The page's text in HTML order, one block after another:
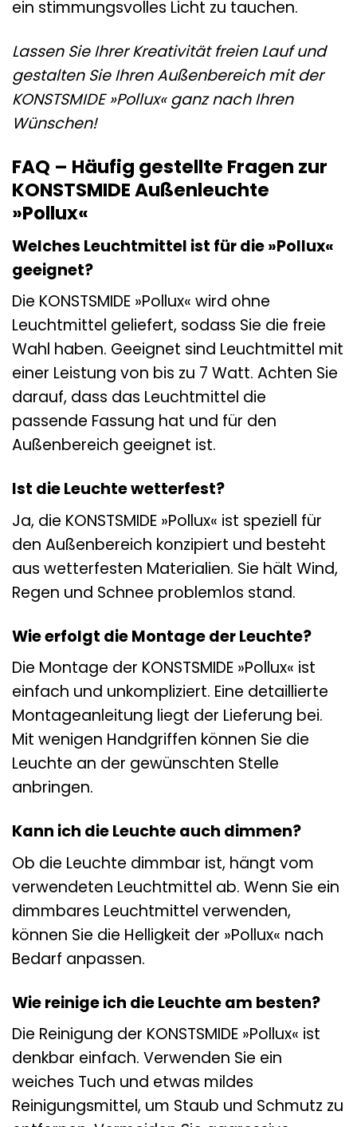
ein stimmungsvolles Licht zu tauchen.
Lassen Sie Ihrer Kreativität freien Lauf und
gestalten Sie Ihren Außenbereich mit der
KONSTSMIDE »Pollux« ganz nach Ihren
Wünschen!
FAQ – Häufig gestellte Fragen zur
KONSTSMIDE Außenleuchte
»Pollux«
Welches Leuchtmittel ist für die »Pollux«
geeignet?
Die KONSTSMIDE »Pollux« wird ohne
Leuchtmittel geliefert, sodass Sie die freie
Wahl haben. Geeignet sind Leuchtmittel mit
einer Leistung von bis zu 7 Watt. Achten Sie
darauf, dass das Leuchtmittel die
passende Fassung hat und für den
Außenbereich geeignet ist.
Ist die Leuchte wetterfest?
Ja, die KONSTSMIDE »Pollux« ist speziell für
den Außenbereich konzipiert und besteht
aus wetterfesten Materialien. Sie hält Wind,
Regen und Schnee problemlos stand.
Wie erfolgt die Montage der Leuchte?
Die Montage der KONSTSMIDE »Pollux« ist
einfach und unkompliziert. Eine detaillierte
Montageanleitung liegt der Lieferung bei.
Mit wenigen Handgriffen können Sie die
Leuchte an der gewünschten Stelle
anbringen.
Kann ich die Leuchte auch dimmen?
Ob die Leuchte dimmbar ist, hängt vom
verwendeten Leuchtmittel ab. Wenn Sie ein
dimmbares Leuchtmittel verwenden,
können Sie die Helligkeit der »Pollux« nach
Bedarf anpassen.
Wie reinige ich die Leuchte am besten?
Die Reinigung der KONSTSMIDE »Pollux« ist
denkbar einfach. Verwenden Sie ein
weiches Tuch und etwas mildes
Reinigungsmittel, um Staub und Schmutz zu